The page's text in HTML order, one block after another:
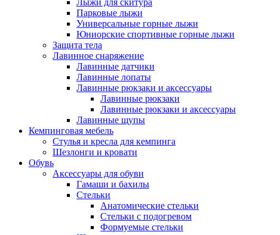
Лыжи для скитура
Парковые лыжи
Универсальные горные лыжи
Юниорские спортивные горные лыжи
Защита тела
Лавинное снаряжение
Лавинные датчики
Лавинные лопаты
Лавинные рюкзаки и аксессуары
Лавинные рюкзаки
Лавинные рюкзаки и аксессуары
Лавинные щупы
Кемпинговая мебель
Стулья и кресла для кемпинга
Шезлонги и кровати
Обувь
Аксессуары для обуви
Гамаши и бахилы
Стельки
Анатомические стельки
Стельки с подогревом
Формуемые стельки